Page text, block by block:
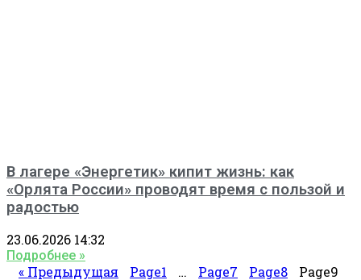
В лагере «Энергетик» кипит жизнь: как
«Орлята России» проводят время с пользой и
радостью
23.06.2026 14:32
Подробнее »
« Предыдущая Page1 … Page7 Page8 Page9